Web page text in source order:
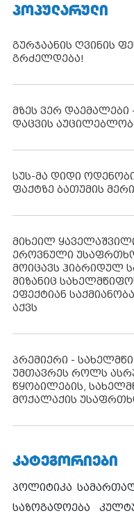
ᲞᲝᲞᲣᲚᲐᲠᲣᲚᲘ
გურჯაანის ღვინის
გრძელდება!
მზეს ვერ დაემალები
დაცვის
სუს-მა დიდი
ფაქტზე ბათუმის
მიხეილ
ეროვნული
მოიცავს ჰიბრიდულ
მიზანიც
ეფექტიან
აქვს
პრემიერი -
უმთავრეს როლს
წყობილების,
მოქალაქის
ᲙᲐᲢᲔᲒᲝᲠᲘᲔᲑᲘ
პოლიტიკა
საზოგადოება